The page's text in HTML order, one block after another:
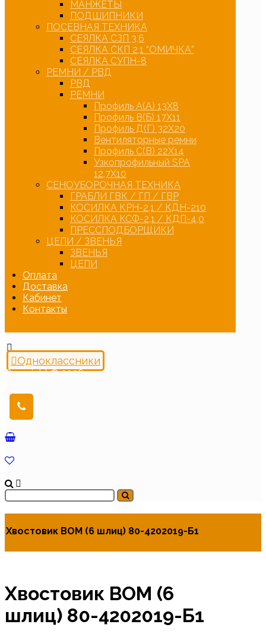
МАНЖЕТЫ
ПОДШИПНИКИ
ПОСЕВНАЯ ТЕХНИКА
СЕЯЛКА СЗП 3,6
СЕЯЛКА СКП 2,1 “ОМИЧКА”
СЕЯЛКА СУПН-8
РЕМНИ / РВД
РВД
РЕМНИ
Профиль А(А) 13Х8
Профиль В(Б) 17Х11
Профиль Д(Г) 32Х20
Вентиляторные ремни
Профиль С(В) 22Х14
Узкопрофильный SPA
12,7Х10
СЕНОУБОРОЧНАЯ ТЕХНИКА
ГРАБЛИ ГВК / ГП / ГВР
КОСИЛКА КРН-2,1 / КДН-210
КОСИЛКА КСФ-2,1 / КДП-4,0
ПРЕССПОДБОРЩИКИ
ЦЕПИ / ЗВЕНЬЯ
ЗВЕНЬЯ
ЦЕПИ
Оплата
Доставка
Кабинет
Контакты
Одноклассники
Copyright © 2026
Хвостовик ВОМ (6 шлиц) 80-4202019-Б1
Хвостовик ВОМ (6
шлиц) 80-4202019-Б1